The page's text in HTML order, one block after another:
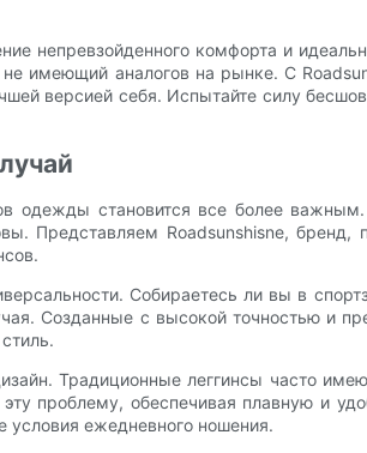
непревзойденного комфорта и
имеющий аналогов на рынке. С
версией себя. Испытайте силу
становится все более важным.
Представляем Roadsunshisne, бренд,
Собираетесь ли вы в
Созданные с высокой точностью и
Традиционные леггинсы часто
проблему, обеспечивая плавную и
условия ежедневного ношения.